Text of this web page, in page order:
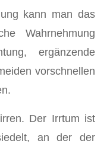
kann man das
Wahrnehmung
ergänzende
vorschnellen
Der Irrtum ist
an der der